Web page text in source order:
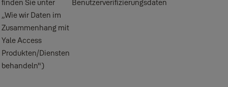
finden Sie unter
„Wie wir Daten im
Zusammenhang mit
Yale Access
Produkten/Diensten
behandeln“)
Benutzerverifizierungsdaten